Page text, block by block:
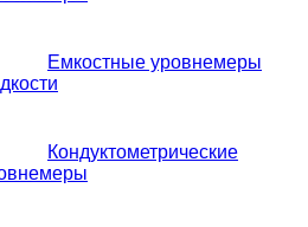
Емкостные уровнемеры
Кондуктометрические